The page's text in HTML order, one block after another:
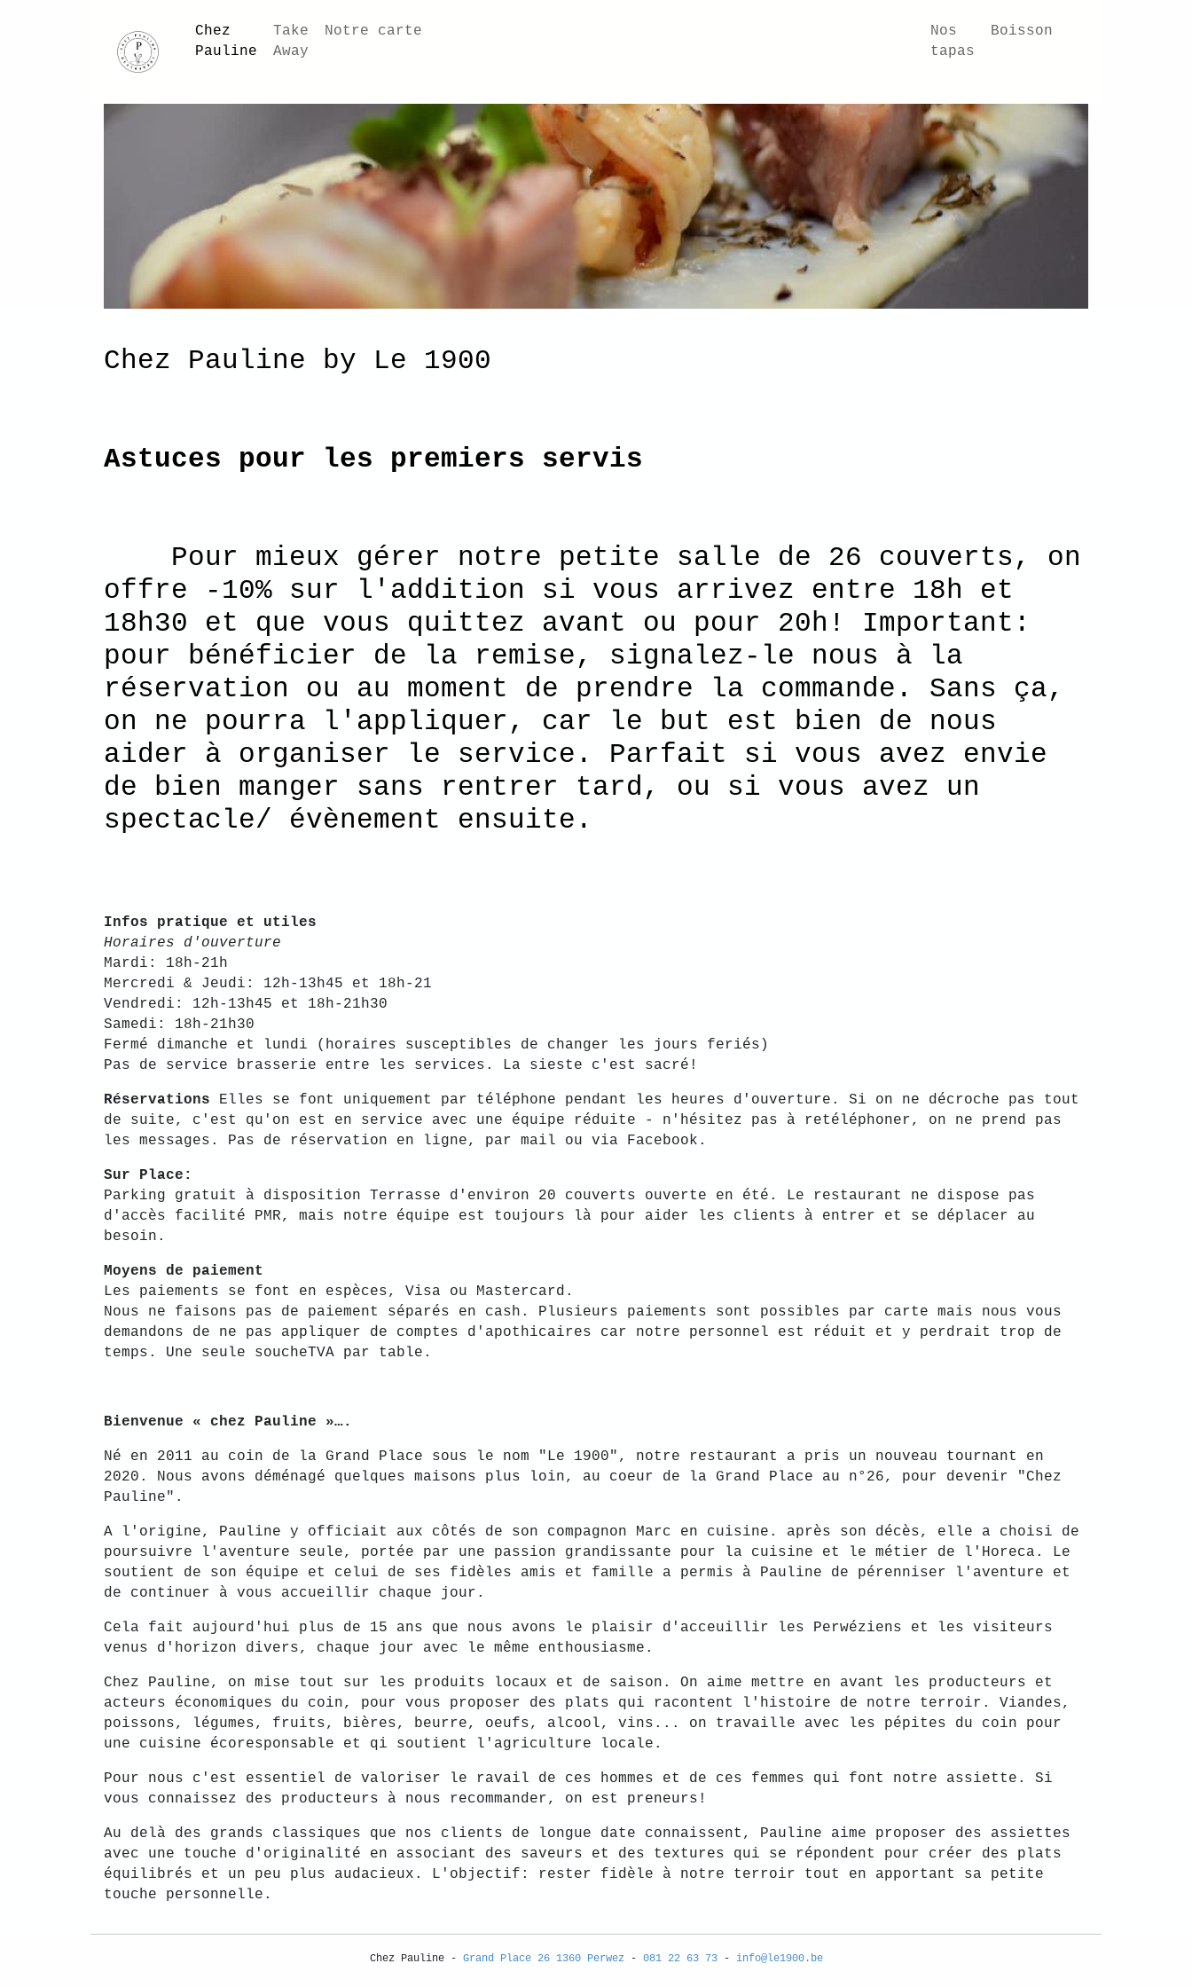
Chez
Pauline(courante)
Take
Away
Notre carte
Nos
tapas
Boisson
Chez Pauline by Le 1900
Astuces pour les premiers servis
Pour mieux gérer notre petite salle de 26 couverts, on
offre -10% sur l'addition si vous arrivez entre 18h et
18h30 et que vous quittez avant ou pour 20h! Important:
pour bénéficier de la remise, signalez-le nous à la
réservation ou au moment de prendre la commande. Sans ça,
on ne pourra l'appliquer, car le but est bien de nous
aider à organiser le service. Parfait si vous avez envie
de bien manger sans rentrer tard, ou si vous avez un
spectacle/ évènement ensuite.
Infos pratique et utiles
Horaires d'ouverture
Mardi: 18h-21h
Mercredi & Jeudi: 12h-13h45 et 18h-21
Vendredi: 12h-13h45 et 18h-21h30
Samedi: 18h-21h30
Fermé dimanche et lundi (horaires susceptibles de changer les jours feriés)
Pas de service brasserie entre les services. La sieste c'est sacré!
Réservations Elles se font uniquement par téléphone pendant les heures d'ouverture. Si on ne décroche pas tout
de suite, c'est qu'on est en service avec une équipe réduite - n'hésitez pas à retéléphoner, on ne prend pas
les messages. Pas de réservation en ligne, par mail ou via Facebook.
Sur Place:
Parking gratuit à disposition Terrasse d'environ 20 couverts ouverte en été. Le restaurant ne dispose pas
d'accès facilité PMR, mais notre équipe est toujours là pour aider les clients à entrer et se déplacer au
besoin.
Moyens de paiement
Les paiements se font en espèces, Visa ou Mastercard.
Nous ne faisons pas de paiement séparés en cash. Plusieurs paiements sont possibles par carte mais nous vous
demandons de ne pas appliquer de comptes d'apothicaires car notre personnel est réduit et y perdrait trop de
temps. Une seule soucheTVA par table.
Bienvenue « chez Pauline »….
Né en 2011 au coin de la Grand Place sous le nom "Le 1900", notre restaurant a pris un nouveau tournant en
2020. Nous avons déménagé quelques maisons plus loin, au coeur de la Grand Place au n°26, pour devenir "Chez
Pauline".
A l'origine, Pauline y officiait aux côtés de son compagnon Marc en cuisine. après son décès, elle a choisi de
poursuivre l'aventure seule, portée par une passion grandissante pour la cuisine et le métier de l'Horeca. Le
soutient de son équipe et celui de ses fidèles amis et famille a permis à Pauline de pérenniser l'aventure et
de continuer à vous accueillir chaque jour.
Cela fait aujourd'hui plus de 15 ans que nous avons le plaisir d'acceuillir les Perwéziens et les visiteurs
venus d'horizon divers, chaque jour avec le même enthousiasme.
Chez Pauline, on mise tout sur les produits locaux et de saison. On aime mettre en avant les producteurs et
acteurs économiques du coin, pour vous proposer des plats qui racontent l'histoire de notre terroir. Viandes,
poissons, légumes, fruits, bières, beurre, oeufs, alcool, vins... on travaille avec les pépites du coin pour
une cuisine écoresponsable et qi soutient l'agriculture locale.
Pour nous c'est essentiel de valoriser le ravail de ces hommes et de ces femmes qui font notre assiette. Si
vous connaissez des producteurs à nous recommander, on est preneurs!
Au delà des grands classiques que nos clients de longue date connaissent, Pauline aime proposer des assiettes
avec une touche d'originalité en associant des saveurs et des textures qui se répondent pour créer des plats
équilibrés et un peu plus audacieux. L'objectif: rester fidèle à notre terroir tout en apportant sa petite
touche personnelle.
Chez Pauline - Grand Place 26 1360 Perwez- 081 22 63 73- info@le1900.be